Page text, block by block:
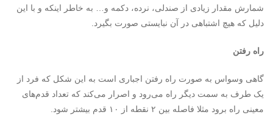
شمارش مقدار زیادی از صندلی، نرده، دکمه و… به خاطر اینکه و با این
دلیل که هیچ اشتباهی در آن نبایستی صورت بگیرد.
راه رفتن
گاهی وسواس به صورت راه رفتن اجباری است به این شکل که فرد از
یک طرف به سمت دیگر راه می‌رود و اصرار می‌کند که تعداد قدم‌های
معینی راه برود مثلا فاصله بین ۲ نقطه از ۱۰ قدم بیشتر شود.